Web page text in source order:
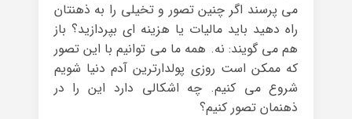
می پرسند اگر چنین تصور و تخیلی را به ذهنتان
راه دهید باید مالیات یا هزینه ای بپردازید؟ باز
هم می گویند: نه. همه ما می توانیم با این تصور
که ممکن است روزی پولدارترین آدم دنیا شویم
شروع می کنیم. چه اشکالی دارد این را در
ذهنمان تصور کنیم؟